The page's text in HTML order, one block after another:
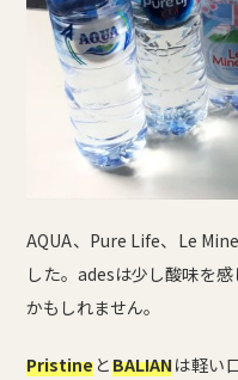
AQUA、Pure Life、Le
した。adesは少し酸味を
かもしれません。
PristineとBALIANは軽い